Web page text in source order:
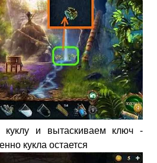
куклу и вытаскиваем ключ -
кукла остается